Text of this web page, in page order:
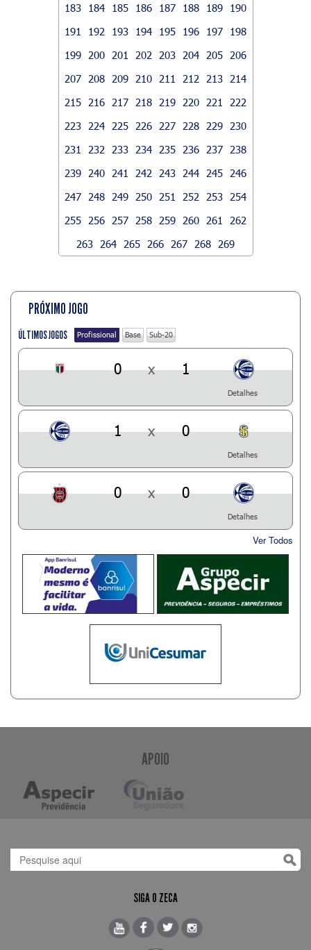
183
184 185 186 187 188 189
190
191
192 193 194 195 196 197
198
199
200 201 202 203 204 205
206
207
208 209 210 211 212 213
214
215
216 217 218 219 220 221
222
223
224 225 226 227 228 229
230
231
232 233 234 235 236 237
238
239
240 241 242 243 244 245
246
247
248 249 250 251 252 253
254
255
256 257 258 259 260 261
262
263
264 265 266 267 268 269
PRÓXIMO JOGO
ÚLTIMOS JOGOS Profissional Base Sub-20
0 x 1
Detalhes
1 x 0
Detalhes
0 x 0
Detalhes
Ver Todos
APOIO
SIGA O ZECA